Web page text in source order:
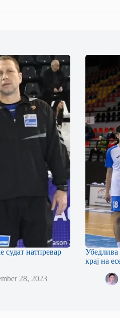
судат натпревар
28, 2023
Убедлива
крај на